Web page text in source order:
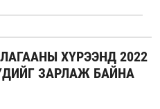
ХҮРЭЭНД 2022
ЗАРЛАЖ БАЙНА